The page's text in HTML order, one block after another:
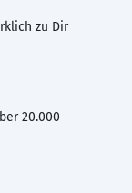
zu Dir
20.000